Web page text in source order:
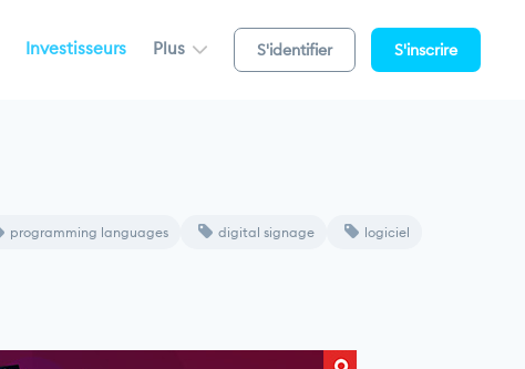
Investisseurs Plus S'identifier S'inscrire
programming languages digital signage logiciel